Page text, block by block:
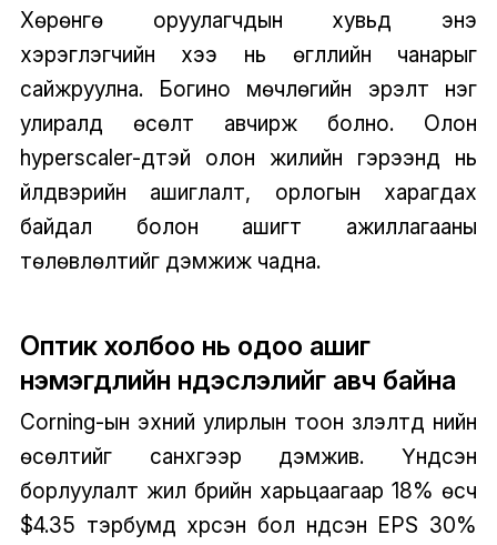
Хөрөнгө оруулагчдын хувьд энэ
хэрэглэгчийн хээ нь өгүүллийн чанарыг
сайжруулна. Богино мөчлөгийн эрэлт нэг
улиралд өсөлт авчирж болно. Олон
hyperscaler-үүдтэй олон жилийн гэрээнүүд нь
үйлдвэрийн ашиглалт, орлогын харагдах
байдал болон ашигт ажиллагааны
төлөвлөлтийг дэмжиж чадна.
Оптик холбоо нь одоо ашиг
нэмэгдлийн үндэслэлийг авч байна
Corning-ын эхний улирлын тоон үзүүлэлтүүд үнийн
өсөлтийг санхүүгээр дэмжив. Үндсэн
борлуулалт жил бүрийн харьцаагаар 18% өсч
$4.35 тэрбумд хүрсэн бол үндсэн EPS 30%